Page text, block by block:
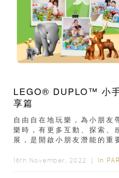
LEGO® DUPLO™ 小
享篇
自由自在地玩樂，為小朋友
樂時，有更多互動、探索、
展，是開啟小朋友潛能的重
16th November, 2022 ｜ In